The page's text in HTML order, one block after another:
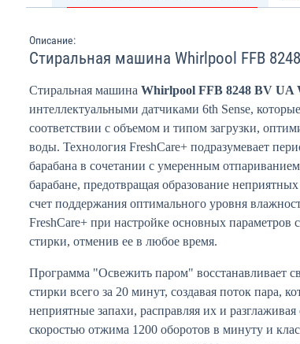
Описание:
Стиральная машина Whirlpool FFB
Стиральная машина Whirlpool FFB 8248 BV UA
интеллектуальными датчиками 6th Sense,
соответствии с объемом и типом загрузки,
воды. Технология FreshCare+ подразумевает
барабана в сочетании с умеренным
барабане, предотвращая образование
счет поддержания оптимального уровня
FreshCare+ при настройке основных параметров
стирки, отменив ее в любое время.
Программа "Освежить паром" восстанавливает
стирки всего за 20 минут, создавая поток пара,
неприятные запахи, расправляя их и
скоростью отжима 1200 оборотов в минуту и